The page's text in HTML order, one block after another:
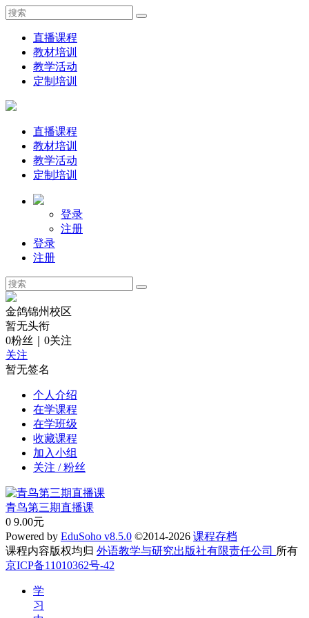
直播课程
教材培训
教学活动
定制培训
直播课程
教材培训
教学活动
定制培训
登录
注册
登录
注册
金鸽锦州校区
暂无头衔
0粉丝 0关注
关注
暂无签名
个人介绍
在学课程
在学班级
收藏课程
加入小组
关注 / 粉丝
青鸟第三期直播课
0 9.00元
Powered by EduSoho v8.5.0 ©2014-2026 课程存档
课程内容版权均归 外语教学与研究出版社有限责任公司 所有
京ICP备11010362号-42
学
习